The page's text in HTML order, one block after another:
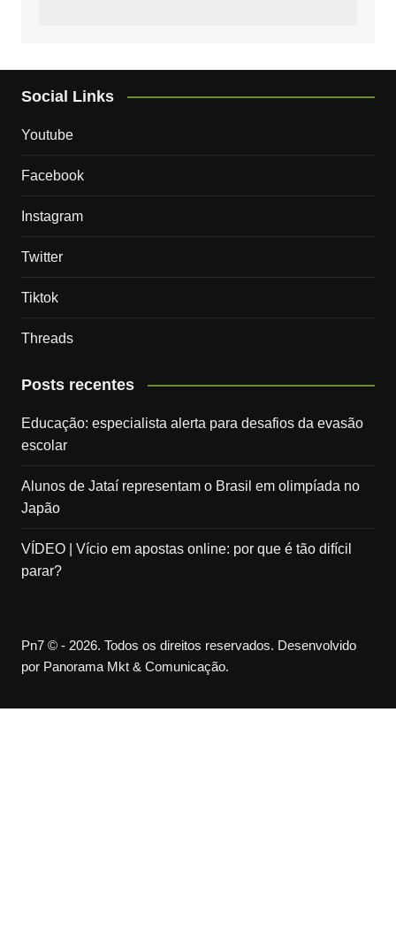
Social Links
Youtube
Facebook
Instagram
Twitter
Tiktok
Threads
Posts recentes
Educação: especialista alerta para desafios da evasão
escolar
Alunos de Jataí representam o Brasil em olimpíada no
Japão
VÍDEO | Vício em apostas online: por que é tão difícil
parar?
Pn7 © - 2026. Todos os direitos reservados. Desenvolvido
por Panorama Mkt & Comunicação.